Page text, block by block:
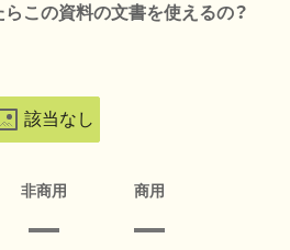
らこの資料の文書を使えるの？
該当なし
非商用 商用